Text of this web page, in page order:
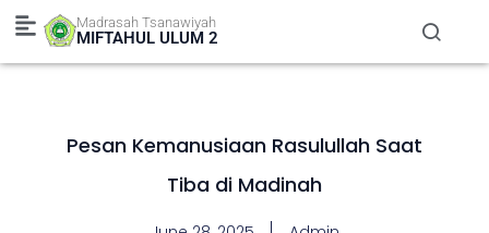
Skip
content
Madrasah Tsanawiyah
MIFTAHUL ULUM 2
Pesan Kemanusiaan Rasulullah Saat
Tiba di Madinah